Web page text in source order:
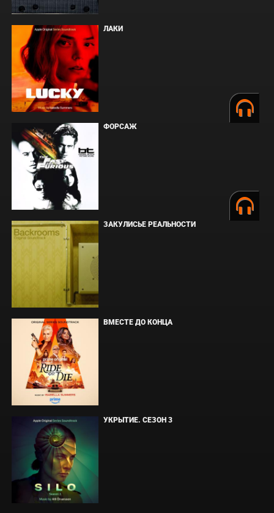
ЛАКИ
ФОРСАЖ
ЗАКУЛИСЬЕ РЕАЛЬНОСТИ
ВМЕСТЕ ДО КОНЦА
УКРЫТИЕ. СЕЗОН 3